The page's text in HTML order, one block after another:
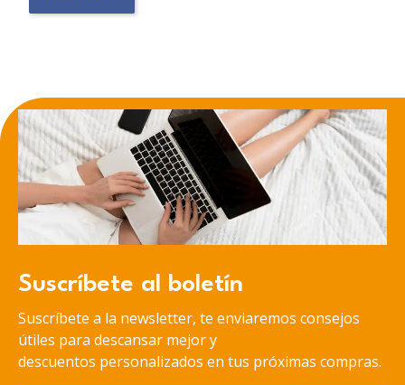
Suscríbete al boletín
Suscríbete a la newsletter, te enviaremos consejos
útiles para descansar mejor y
descuentos personalizados en tus próximas compras.